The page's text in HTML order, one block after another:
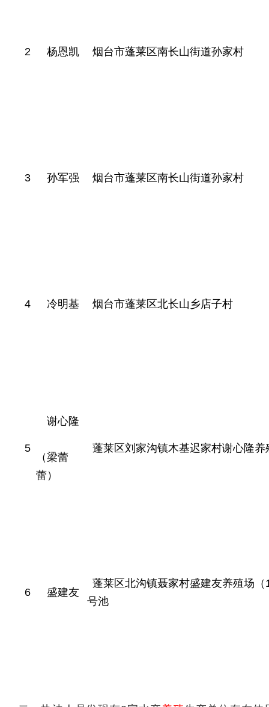
2 杨恩凯 烟台市蓬莱区南长山街道孙家村
3 孙军强 烟台市蓬莱区南长山街道孙家村
4 冷明基 烟台市蓬莱区北长山乡店子村
5
谢心隆
（梁蕾
蕾）
蓬莱区刘家沟镇木基迟家村谢心隆养
6 盛建友
蓬莱区北沟镇聂家村盛建友养殖场（
号池